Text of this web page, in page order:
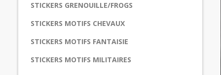
STICKERS GRENOUILLE/FROGS
STICKERS MOTIFS CHEVAUX
STICKERS MOTIFS FANTAISIE
STICKERS MOTIFS MILITAIRES